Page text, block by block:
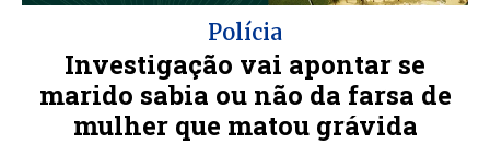
Polícia
Investigação vai apontar se
marido sabia ou não da farsa de
mulher que matou grávida